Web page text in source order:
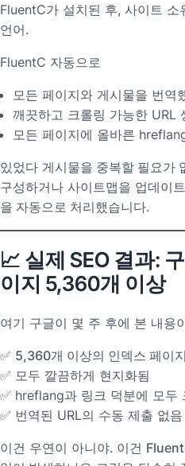
FluentC가 설치된 후, 사이트 소
언어.
FluentC 자동으로
모든 페이지와 게시물을 번역
깨끗하고 크롤링 가능한 URL
모든 페이지에 올바른
있었다 게시물을 중복할 필요가
구성하거나 사이트맵을 업데이
을 자동으로 처리했습니다.
📈 실제 SEO 결과:
이지 5,360개 이상
여기 구글이 몇 주 후에 본 내용
✅ 5,360개 이상의 인덱스 페이지
✅ 모두 깔끔하게 현지화됨
✅ hreflang과 링크 덕분에 모두
✅ 번역된 URL의 수동 제출 없음
이건 우연이 아니야. 이건